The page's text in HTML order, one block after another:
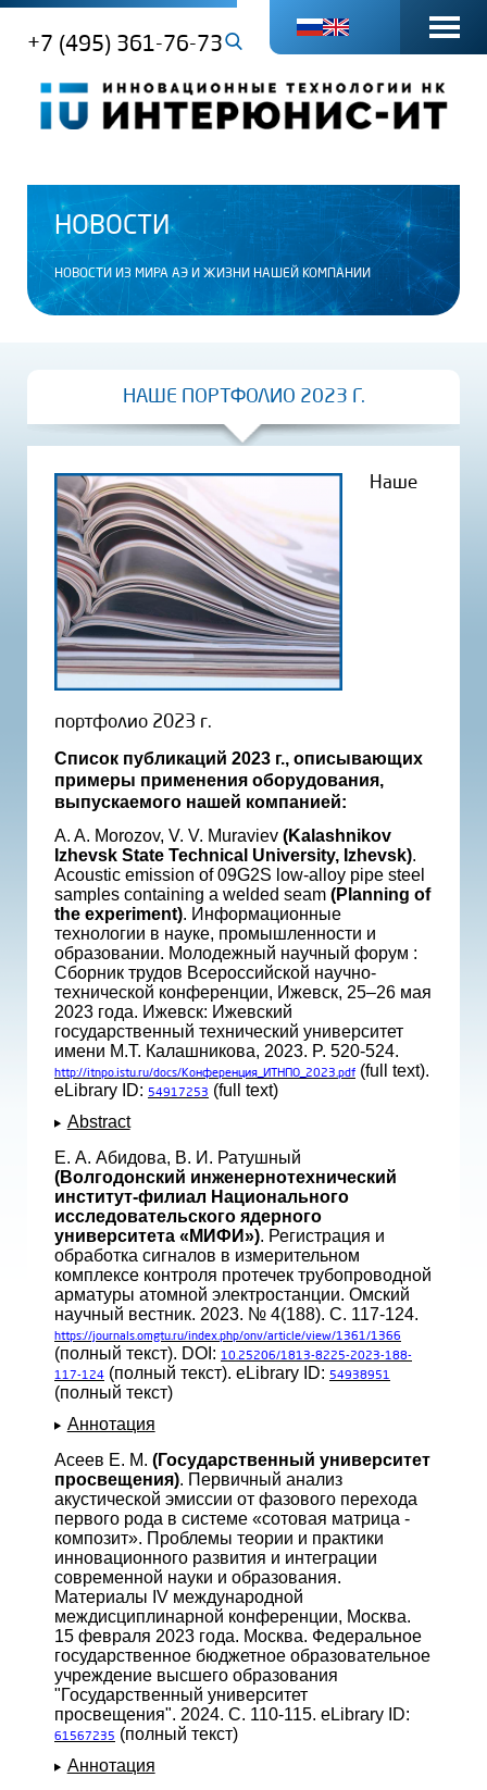
+7 (495) 361-76-73
НОВОСТИ
НОВОСТИ ИЗ МИРА АЭ И ЖИЗНИ НАШЕЙ КОМПАНИИ
НАШЕ ПОРТФОЛИО 2023 Г.
Наше
портфолио 2023 г.
Список публикаций 2023 г., описывающих
примеры применения оборудования,
выпускаемого нашей компанией:
A. A. Morozov, V. V. Muraviev (Kalashnikov
Izhevsk State Technical University, Izhevsk).
Acoustic emission of 09G2S low-alloy pipe steel
samples containing a welded seam (Planning of
the experiment). Информационные
технологии в науке, промышленности и
образовании. Молодежный научный форум :
Сборник трудов Всероссийской научно-
технической конференции, Ижевск, 25–26 мая
2023 года. Ижевск: Ижевский
государственный технический университет
имени М.Т. Калашникова, 2023. P. 520-524.
http://itnpo.istu.ru/docs/Конференция_ИТНПО_2023.pdf (full text).
eLibrary ID: 54917253 (full text)
Abstract
Е. А. Абидова, В. И. Ратушный
(Волгодонский инженернотехнический
институт-филиал Национального
исследовательского ядерного
университета «МИФИ»). Регистрация и
обработка сигналов в измерительном
комплексе контроля протечек трубопроводной
арматуры атомной электростанции. Омский
научный вестник. 2023. № 4(188). С. 117-124.
https://journals.omgtu.ru/index.php/onv/article/view/1361/1366
(полный текст). DOI: 10.25206/1813-8225-2023-188-
117-124 (полный текст). eLibrary ID: 54938951
(полный текст)
Аннотация
Асеев Е. М. (Государственный университет
просвещения). Первичный анализ
акустической эмиссии от фазового перехода
первого рода в системе «сотовая матрица -
композит». Проблемы теории и практики
инновационного развития и интеграции
современной науки и образования.
Материалы IV международной
междисциплинарной конференции, Москва.
15 февраля 2023 года. Москва. Федеральное
государственное бюджетное образовательное
учреждение высшего образования
"Государственный университет
просвещения". 2024. С. 110-115. eLibrary ID:
61567235 (полный текст)
Аннотация